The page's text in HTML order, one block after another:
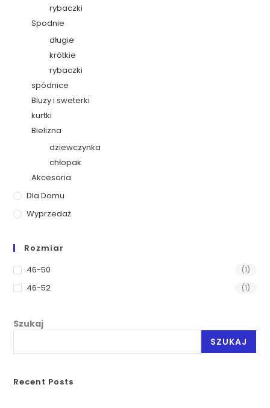
rybaczki
Spodnie
długie
krótkie
rybaczki
spódnice
Bluzy i sweterki
kurtki
Bielizna
dziewczynka
chłopak
Akcesoria
Dla Domu
Wyprzedaż
Rozmiar
46-50
(1)
46-52 (1)
Szukaj
SZUKAJ
Recent Posts